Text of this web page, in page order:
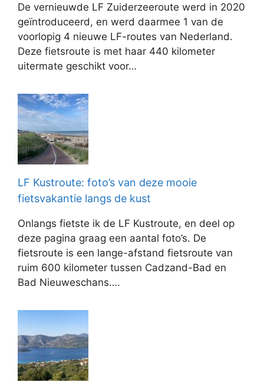
De vernieuwde LF Zuiderzeeroute werd in 2020
geïntroduceerd, en werd daarmee 1 van de
voorlopig 4 nieuwe LF-routes van Nederland.
Deze fietsroute is met haar 440 kilometer
uitermate geschikt voor…
LF Kustroute: foto’s van deze mooie
fietsvakantie langs de kust
Onlangs fietste ik de LF Kustroute, en deel op
deze pagina graag een aantal foto’s. De
fietsroute is een lange-afstand fietsroute van
ruim 600 kilometer tussen Cadzand-Bad en
Bad Nieuweschans….